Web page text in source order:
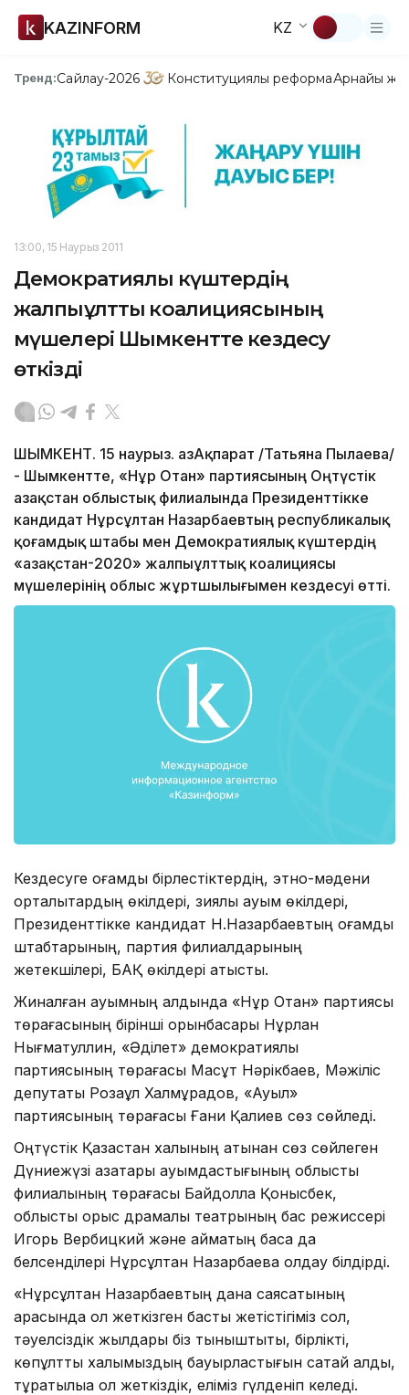
KAZINFORM KZ
Тренд:Сайлау-2026 Конституциялық реформаАрнайы
13:00, 15 Наурыз 2011
Демократиялық күштердің
жалпыұлттық коалициясының
мүшелері Шымкентте кездесу
өткізді
ШЫМКЕНТ. 15 наурыз. ҚазАқпарат /Татьяна Пылаева/
- Шымкентте, «Нұр Отан» партиясының Оңтүстік
Қазақстан облыстық филиалында Президенттікке
кандидат Нұрсұлтан Назарбаевтың республикалық
қоғамдық штабы мен Демократиялық күштердің
«Қазақстан-2020» жалпыұлттық коалициясы
мүшелерінің облыс жұртшылығымен кездесуі өтті.
Кездесуге қоғамдық бірлестіктердің, этно-мәдени
орталықтардың өкілдері, зиялы қауым өкілдері,
Президенттікке кандидат Н.Назарбаевтың қоғамдық
штабтарының, партия филиалдарының
жетекшілері, БАҚ өкілдері қатысты.
Жиналған қауымның алдында «Нұр Отан» партиясы
төрағасының бірінші орынбасары Нұрлан
Нығматуллин, «Әділет» демократиялық
партиясының төрағасы Мақсұт Нәрікбаев, Мәжіліс
депутаты Розақұл Халмұрадов, «Ауыл»
партиясының төрағасы Ғани Қалиев сөз сөйледі.
Оңтүстік Қазақстан халқының атынан сөз сөйлеген
Дүниежүзі қазақтары қауымдастығының облыстық
филиалының төрағасы Байдолла Қонысбек,
облыстық орыс драмалық театрының бас режиссері
Игорь Вербицкий және аймақтың басқа да
белсенділері Нұрсұлтан Назарбаевқа қолдау білдірді.
«Нұрсұлтан Назарбаевтың дана саясатының
арқасында қол жеткізген басты жетістігіміз сол,
тәуелсіздік жылдары біз тыныштықты, бірлікті,
көпұлтты халқымыздың бауырластығын сақтай алдық,
тұрақтылыққа қол жеткіздік, еліміз гүлденіп келеді.